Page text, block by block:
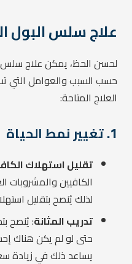
علاج سلس البول
لحسن الحظ، يمكن علاج سلس
حسب السبب والعوامل التي
العلاج المتاحة:
1. تغيير نمط الحياة
تقليل استهلاك
الكافيين والمشروبات
لذلك يُنصح بتقليل
تدريب المثانة: يُنصح
حتى لو لم يكن هناك
يساعد ذلك في زيادة